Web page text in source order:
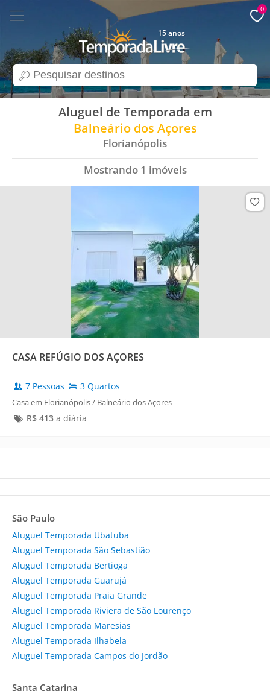
search
15 anos
0
Aluguel de Temporada em
Balneário dos Açores
Florianópolis
Mostrando 1 imóveis
CASA REFÚGIO DOS AÇORES
7 Pessoas 3 Quartos
Casa em Florianópolis / Balneário dos Açores
R$ 413a diária
São Paulo
Aluguel Temporada Ubatuba
Aluguel Temporada São Sebastião
Aluguel Temporada Bertioga
Aluguel Temporada Guarujá
Aluguel Temporada Praia Grande
Aluguel Temporada Riviera de São Lourenço
Aluguel Temporada Maresias
Aluguel Temporada Ilhabela
Aluguel Temporada Campos do Jordão
Santa Catarina